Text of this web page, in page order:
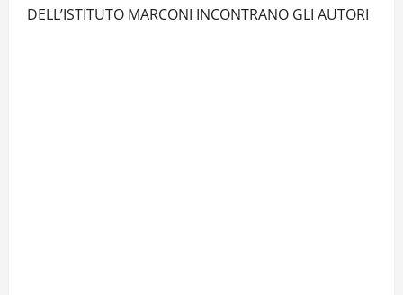
DELL’ISTITUTO MARCONI INCONTRANO GLI AUTORI